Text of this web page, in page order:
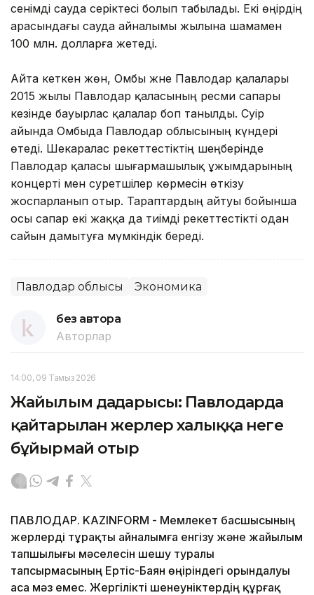
сенімді сауда серіктесі болып табылады. Екі өңірдің
арасындағы сауда айналымы жылына шамамен
100 млн. долларға жетеді.
Айта кеткен жөн, Омбы және Павлодар қалалары
2015 жылы Павлодар қаласының ресми сапары
кезінде бауырлас қалалар боп танылды. Сәуір
айында Омбыда Павлодар облысының күндері
өтеді. Шекаралас әрекеттестіктің шеңберінде
Павлодар қаласы шығармашылық ұжымдарының
концерті мен суретшілер көрмесін өткізу
жоспарланып отыр. Тараптардың айтуы бойынша
осы сапар екі жаққа да тиімді әрекеттестікті одан
сайын дамытуға мүмкіндік береді.
Павлодар облысы Экономика
без автора
Авторлар
14:00, 09 Тамыз 2026
Жайылым дағдарысы: Павлодарда
қайтарылған жерлер халыққа неге
бұйырмай отыр
ПАВЛОДАР. KAZINFORM - Мемлекет басшысының
жерлерді тұрақты айналымға енгізу және жайылым
тапшылығы мәселесін шешу туралы
тапсырмасының Ертіс-Баян өңіріндегі орындалуы
аса мәз емес. Жергілікті шенеуніктердің құрғақ